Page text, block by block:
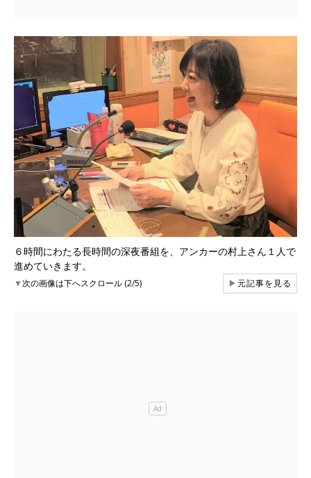
６時間にわたる長時間の深夜番組を、アンカーの村上さん１人で
進めていきます。
▼次の画像は下へスクロール (2/5) ▶元記事を見る